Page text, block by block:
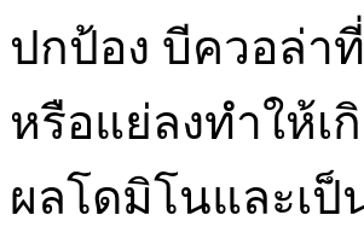
ปกป้อง บีควอล่า
หรือแย่ลงทำให้เ
ผลโดมิโนและเ